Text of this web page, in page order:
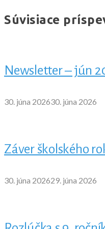
Súvisiace
Newsletter – jún
30. júna 202630. júna 2026
Záver školského
30. júna 202629. júna 2026